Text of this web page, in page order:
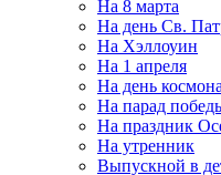
На 8 марта
На день Св.
На Хэллоуин
На 1 апреля
На день
На парад
На праздник
На утренник
Выпускной в